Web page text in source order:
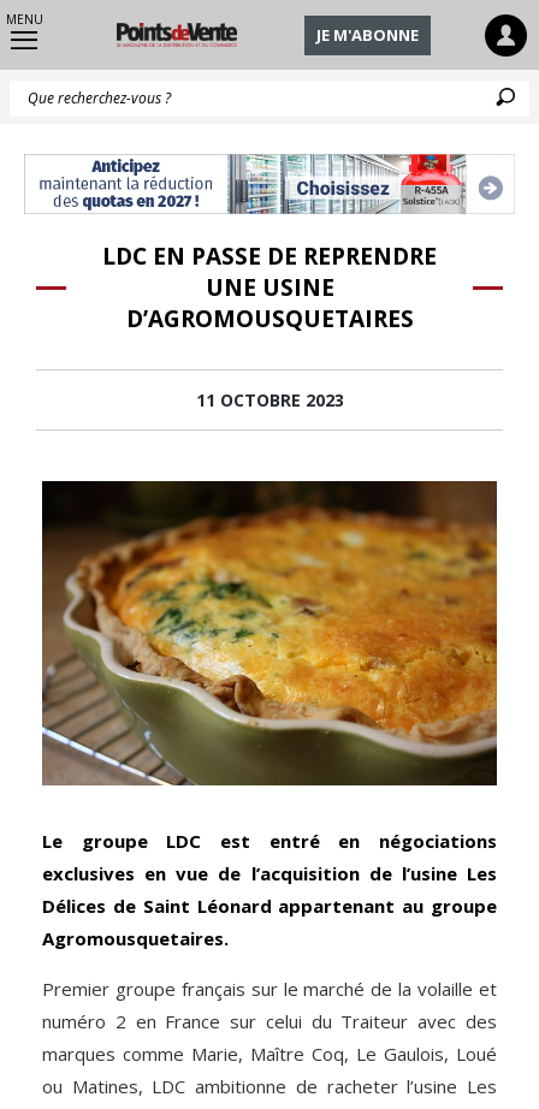
MENU
JE M'ABONNE
LDC EN PASSE DE REPRENDRE
UNE USINE
D’AGROMOUSQUETAIRES
11 OCTOBRE 2023
Le groupe LDC est entré en négociations
exclusives en vue de l’acquisition de l’usine Les
Délices de Saint Léonard appartenant au groupe
Agromousquetaires.
Premier groupe français sur le marché de la volaille et
numéro 2 en France sur celui du Traiteur avec des
marques comme Marie, Maître Coq, Le Gaulois, Loué
ou Matines, LDC ambitionne de racheter l’usine Les